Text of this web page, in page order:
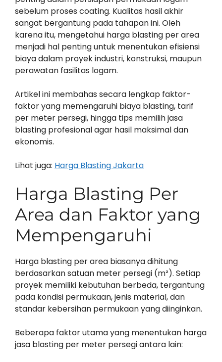
sebelum proses coating. Kualitas hasil akhir
sangat bergantung pada tahapan ini. Oleh
karena itu, mengetahui harga blasting per area
menjadi hal penting untuk menentukan efisiensi
biaya dalam proyek industri, konstruksi, maupun
perawatan fasilitas logam.
Artikel ini membahas secara lengkap faktor-
faktor yang memengaruhi biaya blasting, tarif
per meter persegi, hingga tips memilih jasa
blasting profesional agar hasil maksimal dan
ekonomis.
Lihat juga: Harga Blasting Jakarta
Harga Blasting Per
Area dan Faktor yang
Mempengaruhi
Harga blasting per area biasanya dihitung
berdasarkan satuan meter persegi (m²). Setiap
proyek memiliki kebutuhan berbeda, tergantung
pada kondisi permukaan, jenis material, dan
standar kebersihan permukaan yang diinginkan.
Beberapa faktor utama yang menentukan harga
jasa blasting per meter persegi antara lain: